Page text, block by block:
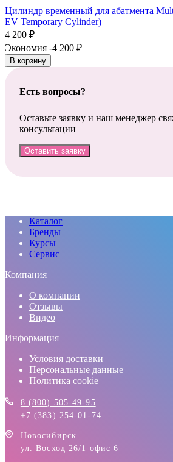
Цилиндр временный для абатмента
EV Temporary Cylinder)
4 200 ₽
Экономия -4 200 ₽
В корзину
Есть вопросы?
Оставьте заявку и наш менеджер
консультации
Оставить заявку
Каталог
Бренды
Курсы
Сервис
Компания
О компании
Отзывы
Видео
Информация
Условия доставки
Персональные данные
Политика cookie
8 (800) 505-49-95
+7 (383) 254-01-74
Новосибирск
ул. Восход 26/1 офис 6